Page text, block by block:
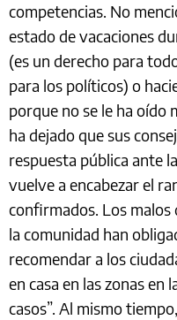
competencias. No
estado de vacaciones
(es un derecho para
para los políticos) o
porque no se le ha oído
ha dejado que sus
respuesta pública ante
vuelve a encabezar el
confirmados. Los malos
la comunidad han
recomendar a los
en casa en las zonas en
casos”. Al mismo